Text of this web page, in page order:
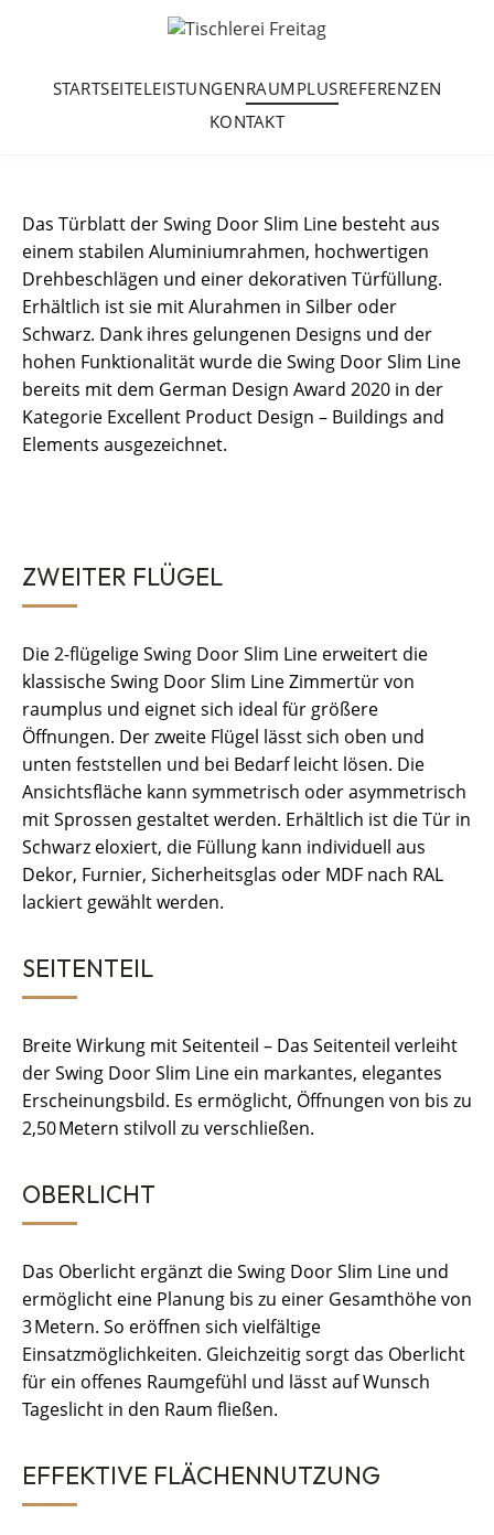
STARTSEITELEISTUNGENRAUMPLUSREFERENZEN
KONTAKT
Das Türblatt der Swing Door Slim Line besteht aus
einem stabilen Aluminiumrahmen, hochwertigen
Drehbeschlägen und einer dekorativen Türfüllung.
Erhältlich ist sie mit Alurahmen in Silber oder
Schwarz. Dank ihres gelungenen Designs und der
hohen Funktionalität wurde die Swing Door Slim Line
bereits mit dem German Design Award 2020 in der
Kategorie Excellent Product Design – Buildings and
Elements ausgezeichnet.
ZWEITER FLÜGEL
Die 2-flügelige Swing Door Slim Line erweitert die
klassische Swing Door Slim Line Zimmertür von
raumplus und eignet sich ideal für größere
Öffnungen. Der zweite Flügel lässt sich oben und
unten feststellen und bei Bedarf leicht lösen. Die
Ansichtsfläche kann symmetrisch oder asymmetrisch
mit Sprossen gestaltet werden. Erhältlich ist die Tür in
Schwarz eloxiert, die Füllung kann individuell aus
Dekor, Furnier, Sicherheitsglas oder MDF nach RAL
lackiert gewählt werden.
SEITENTEIL
Breite Wirkung mit Seitenteil – Das Seitenteil verleiht
der Swing Door Slim Line ein markantes, elegantes
Erscheinungsbild. Es ermöglicht, Öffnungen von bis zu
2,50 Metern stilvoll zu verschließen.
OBERLICHT
Das Oberlicht ergänzt die Swing Door Slim Line und
ermöglicht eine Planung bis zu einer Gesamthöhe von
3 Metern. So eröffnen sich vielfältige
Einsatzmöglichkeiten. Gleichzeitig sorgt das Oberlicht
für ein offenes Raumgefühl und lässt auf Wunsch
Tageslicht in den Raum fließen.
EFFEKTIVE FLÄCHENNUTZUNG